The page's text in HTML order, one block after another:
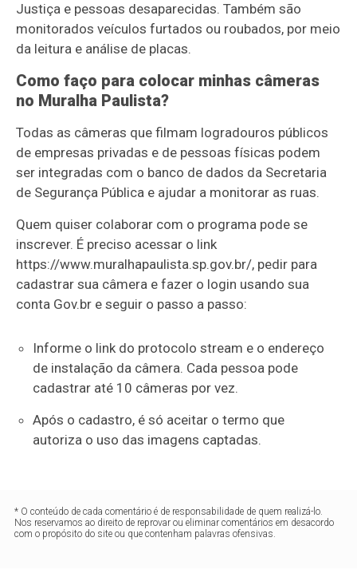
Justiça e pessoas desaparecidas. Também são
monitorados veículos furtados ou roubados, por meio
da leitura e análise de placas.
Como faço para colocar minhas câmeras
no Muralha Paulista?
Todas as câmeras que filmam logradouros públicos
de empresas privadas e de pessoas físicas podem
ser integradas com o banco de dados da Secretaria
de Segurança Pública e ajudar a monitorar as ruas.
Quem quiser colaborar com o programa pode se
inscrever. É preciso acessar o link
https://www.muralhapaulista.sp.gov.br/, pedir para
cadastrar sua câmera e fazer o login usando sua
conta Gov.br e seguir o passo a passo:
Informe o link do protocolo stream e o endereço
de instalação da câmera. Cada pessoa pode
cadastrar até 10 câmeras por vez.
Após o cadastro, é só aceitar o termo que
autoriza o uso das imagens captadas.
* O conteúdo de cada comentário é de responsabilidade de quem realizá-lo.
Nos reservamos ao direito de reprovar ou eliminar comentários em desacordo
com o propósito do site ou que contenham palavras ofensivas.